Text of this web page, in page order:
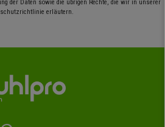
der Daten sowie die übrigen Rechte, die wir in unserer
erläutern.